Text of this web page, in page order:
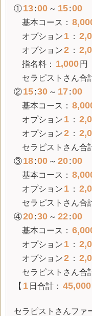
①13:00 ～ 15:00
基本コース：
オプション 1 ：
オプション2 ：
指名料： 1,000 円
セラピストさん合
②15:30 ～ 17:00
基本コース：
オプション 1 ：
オプション2 ：
セラピストさん合
③18:00 ～ 20:00
基本コース：
オプション 1 ：
セラピストさん合
④20:30 ～ 22:00
基本コース：
オプション 1 ：
オプション2 ：
セラピストさん合
【 1 日合計： 45,000
セラピストさんファ